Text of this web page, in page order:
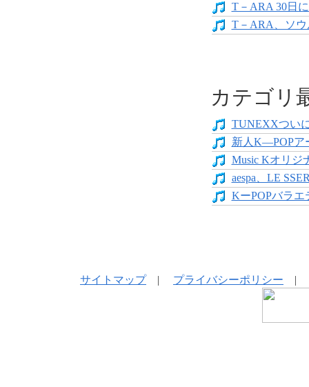
T－ARA 30日
T－ARA、ソ
カテゴリ
TUNEXXつい
新人K―POPア
Music Kオリジ
aespa、LE
KーPOPバラエ
サイトマップ| プライバシーポリシー